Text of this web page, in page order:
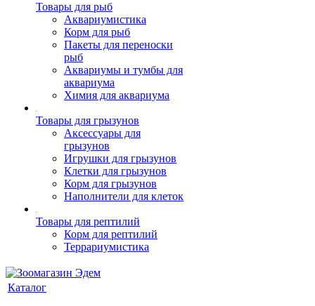
Товары для рыб
Аквариумистика
Корм для рыб
Пакеты для переноски
рыб
Аквариумы и тумбы для
аквариума
Химия для аквариума
Товары для грызунов
Аксессуары для
грызунов
Игрушки для грызунов
Клетки для грызунов
Корм для грызунов
Наполнители для клеток
Товары для рептилий
Корм для рептилий
Террариумистика
Каталог